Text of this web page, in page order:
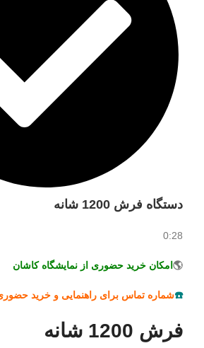
دستگاه فرش 1200 شانه
0:28
🌎 امکان خرید حضوری از نمایشگاه کاشان
☎️شماره تماس برای راهنمایی و خرید
فرش 1200 شانه